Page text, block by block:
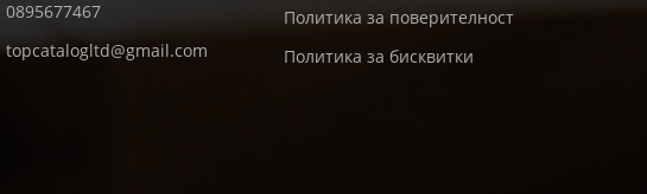
0895677467
topcatalogltd@gmail.com
Политика за поверителност
Политика за бисквитки